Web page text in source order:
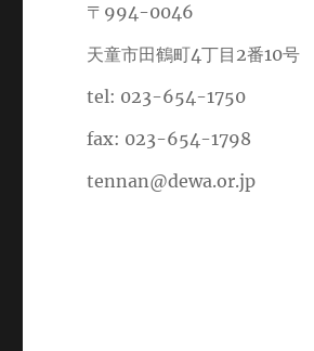
〒994-0046
天童市田鶴町4丁目2番10号
tel: 023-654-1750
fax: 023-654-1798
tennan@dewa.or.jp